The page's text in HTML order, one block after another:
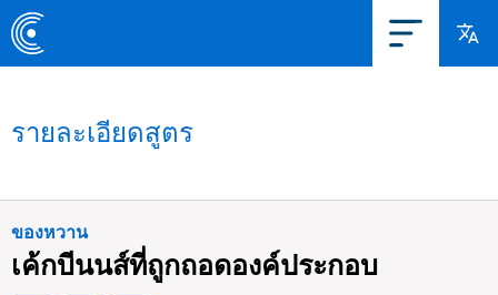
รายละเอียดสูตร
ของหวาน
เค้กบีนนส์ที่ถูกถอดองค์ประกอบ